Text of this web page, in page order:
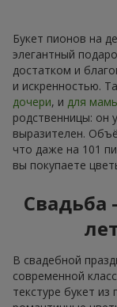
Букет пионов на
элегантный
достатком и
и искренностью.
дочери, и для
родственницы: он
выразителен.
что даже на 101
вы покупаете
Свадьба
В свадебной
современной
текстуре букет